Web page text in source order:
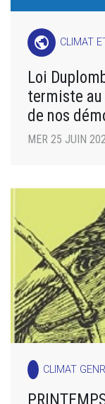
public CLIMAT
Loi
termiste
de nos
MER 25 JUIN
CLIMAT